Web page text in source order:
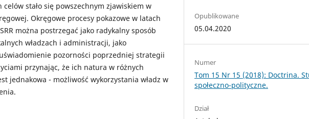
stało się powszechnym zjawiskiem w
Okręgowe procesy pokazowe w latach
można postrzegać jako radykalny sposób
władzach i administracji, jako
pozorności poprzedniej strategii
przynając, że ich natura w różnych
jednakowa - możliwość wykorzystania władz w
Opublikowane
05.04.2020
Numer
Tom 15 Nr 15 (2018): Doctrina.
społeczno-polityczne.
Dział